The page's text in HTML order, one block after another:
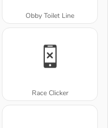
Obby Toilet Line
Race Clicker